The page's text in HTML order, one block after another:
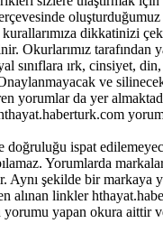
dikkatinizi
Okurlarımız tarafından
ırk, cinsiyet, din,
ve
yorumlar da yer
ispat
Yorumlarda
şekilde bir markaya
linkler
yapan okura aittir